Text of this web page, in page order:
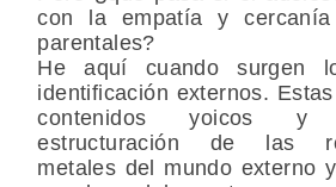
con la empatía y
parentales?
He aquí cuando surgen
identificación externos.
contenidos yoicos y
estructuración de las
metales del mundo externo